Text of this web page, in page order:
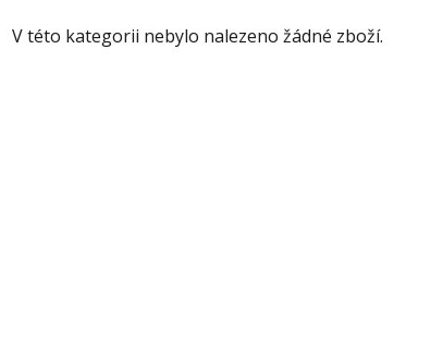
V této kategorii nebylo nalezeno žádné zboží.